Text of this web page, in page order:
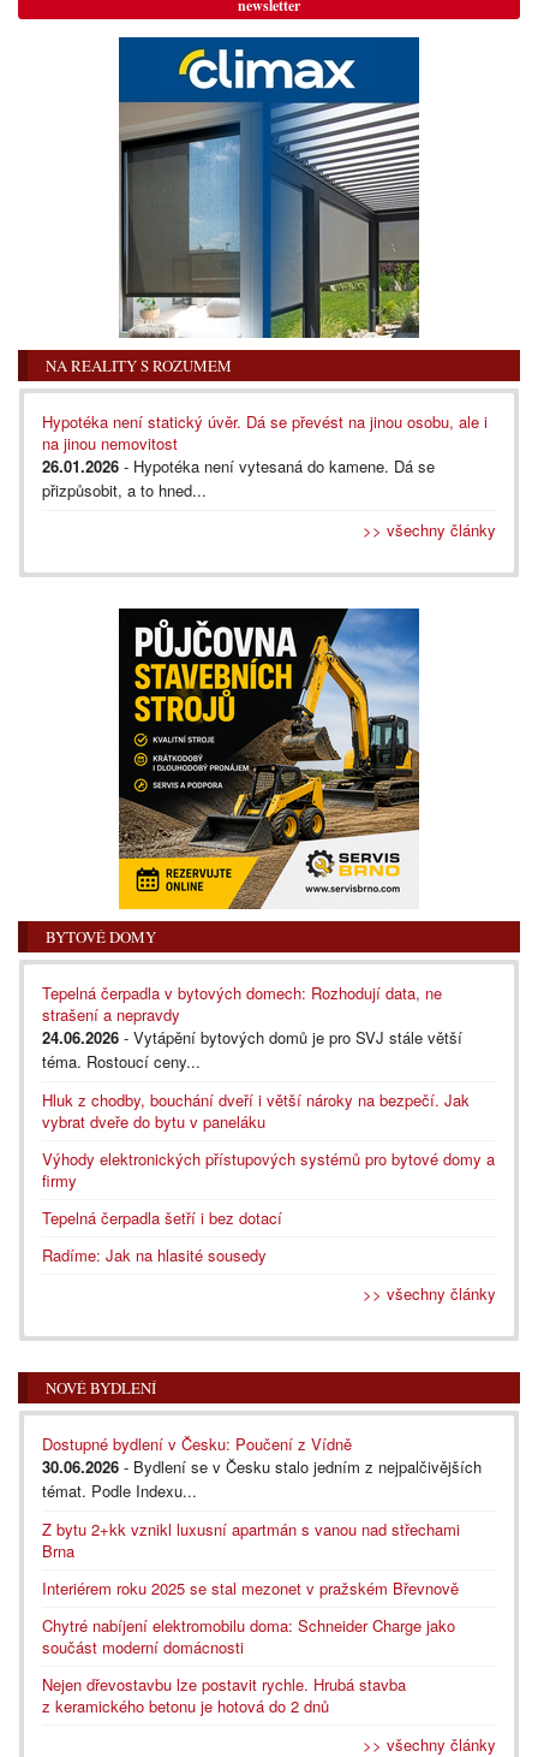
newsletter
NA REALITY S ROZUMEM
Hypotéka není statický úvěr. Dá se převést na jinou osobu, ale i
na jinou nemovitost
26.01.2026 - Hypotéka není vytesaná do kamene. Dá se
přizpůsobit, a to hned...
>> všechny články
BYTOVÉ DOMY
Tepelná čerpadla v bytových domech: Rozhodují data, ne
strašení a nepravdy
24.06.2026 - Vytápění bytových domů je pro SVJ stále větší
téma. Rostoucí ceny...
Hluk z chodby, bouchání dveří i větší nároky na bezpečí. Jak
vybrat dveře do bytu v paneláku
Výhody elektronických přístupových systémů pro bytové domy a
firmy
Tepelná čerpadla šetří i bez dotací
Radíme: Jak na hlasité sousedy
>> všechny články
NOVÉ BYDLENÍ
Dostupné bydlení v Česku: Poučení z Vídně
30.06.2026 - Bydlení se v Česku stalo jedním z nejpalčivějších
témat. Podle Indexu...
Z bytu 2+kk vznikl luxusní apartmán s vanou nad střechami
Brna
Interiérem roku 2025 se stal mezonet v pražském Břevnově
Chytré nabíjení elektromobilu doma: Schneider Charge jako
součást moderní domácnosti
Nejen dřevostavbu lze postavit rychle. Hrubá stavba
z keramického betonu je hotová do 2 dnů
>> všechny články